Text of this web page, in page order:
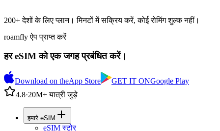
200+ देशों के लिए प्लान। मिनटों में सक्रिय करें, कोई रोमिंग शुल्क नहीं।
roamfly ऐप प्राप्त करें
हर eSIM को एक जगह प्रबंधित करें।
Download on theApp Store GET IT ONGoogle Play
4.8·20M+ यात्री जुड़े
हमारे eSIM
eSIM स्टोर